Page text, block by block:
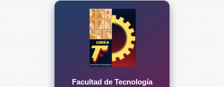
Facultad de Tecnología